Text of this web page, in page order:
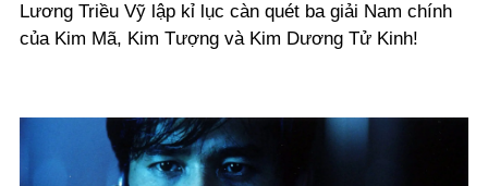
Lương Triều Vỹ lập kỉ lục càn quét ba giải Nam chính
của Kim Mã, Kim Tượng và Kim Dương Tử Kinh!